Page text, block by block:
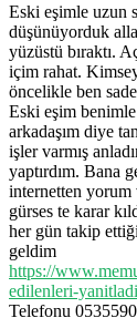
Eski eşimle uzun
düşünüyorduk
yüzüstü bıraktı.
içim rahat.
öncelikle ben
Eski eşim
arkadaşım diye
işler varmış
yaptırdım. Bana
internetten yorum
gürses te karar
her gün takip
geldim
https://
edilenleri-
Telefonu